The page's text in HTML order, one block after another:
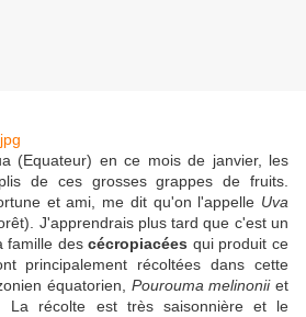
(Equateur) en ce mois de janvier, les
de ces grosses grappes de fruits.
et ami, me dit qu'on l'appelle Uva
J'apprendrais plus tard que c'est un
famille descécropiacées qui produit ce
principalement récoltées dans cette
équatorien, Pourouma melinoniiet
La récolte est très saisonnière et le